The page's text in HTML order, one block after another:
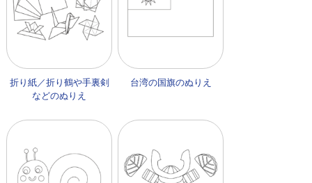
折り紙／折り鶴や手裏剣
などのぬりえ
台湾の国旗のぬりえ